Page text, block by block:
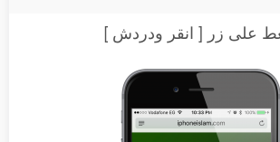
على زر [ انقر ودردش ]